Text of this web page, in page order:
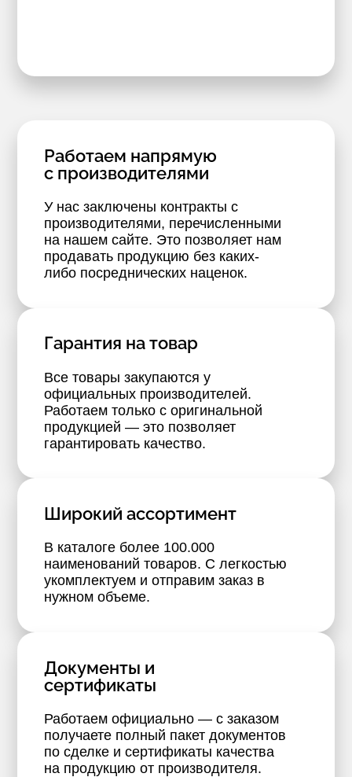
Работаем напрямую
с производителями
У нас заключены контракты с
производителями, перечисленными
на нашем сайте. Это позволяет нам
продавать продукцию без каких-
либо посреднических наценок.
Гарантия на товар
Все товары закупаются у
официальных производителей.
Работаем только с оригинальной
продукцией — это позволяет
гарантировать качество.
Широкий ассортимент
В каталоге более 100.000
наименований товаров. С легкостью
укомплектуем и отправим заказ в
нужном объеме.
Документы и
сертификаты
Работаем официально — с заказом
получаете полный пакет документов
по сделке и сертификаты качества
на продукцию от производителя.